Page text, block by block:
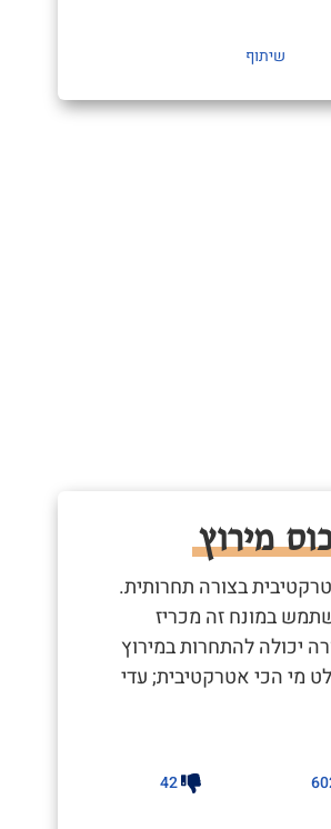
שיתוף
מירוץ
בצורה תחרותית.
במונח זה מכריז
יכולה להתחרות במירוץ
מי הכי אטרקטיבית; עדי
42